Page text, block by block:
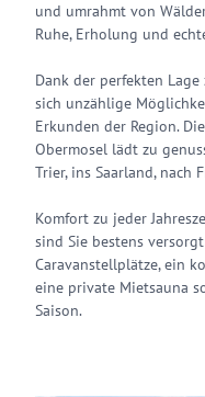
und umrahmt von
Ruhe, Erholung und
Dank der perfekten
sich unzählige
Erkunden der Region.
Obermosel lädt zu
Trier, ins Saarland, nach
Komfort zu jeder
sind Sie bestens
Caravanstellplätze, ein
eine private Mietsauna
Saison.